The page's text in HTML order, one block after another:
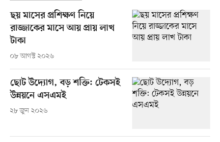
ছয় মাসের প্রশিক্ষণ নিয়ে
রাজ্জাকের মাসে আয় প্রায় লাখ
টাকা
০৮ আগস্ট ২০২৬
ছোট উদ্যোগ, বড় শক্তি: টেকসই
উন্নয়নে এসএমই
২৮ জুন ২০২৬